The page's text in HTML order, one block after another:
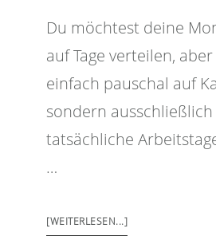
Du möchtest deine
auf Tage verteilen,
einfach pauschal auf
sondern
tatsächliche
…
[WEITERLESEN...]